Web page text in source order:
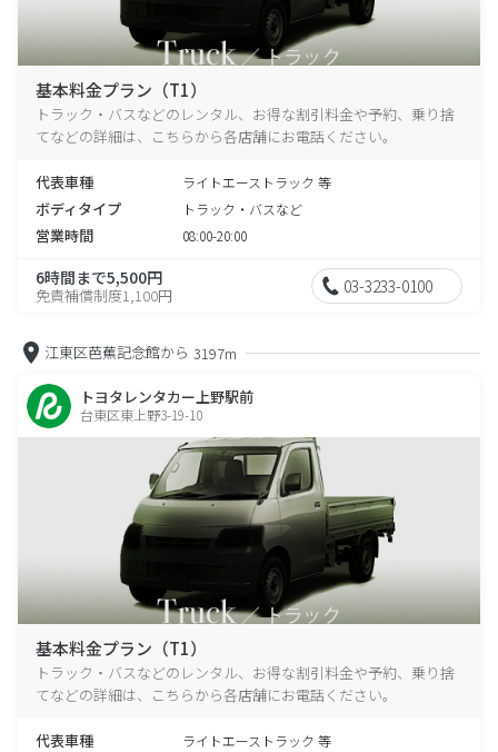
基本料金プラン（T1）
トラック・バスなどのレンタル、お得な割引料金や予約、乗り捨
てなどの詳細は、こちらから各店舗にお電話ください。
代表車種 ライトエーストラック 等
ボディタイプ トラック・バスなど
営業時間 08:00-20:00
6時間まで5,500円
免責補償制度1,100円 03-3233-0100
江東区芭蕉記念館から 3197m
トヨタレンタカー上野駅前
台東区東上野3-19-10
基本料金プラン（T1）
トラック・バスなどのレンタル、お得な割引料金や予約、乗り捨
てなどの詳細は、こちらから各店舗にお電話ください。
代表車種 ライトエーストラック 等